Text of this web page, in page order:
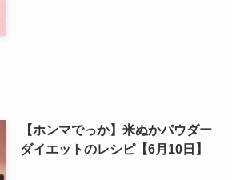
【ホンマでっか】米ぬかパウダー
ダイエットのレシピ【6月10日】